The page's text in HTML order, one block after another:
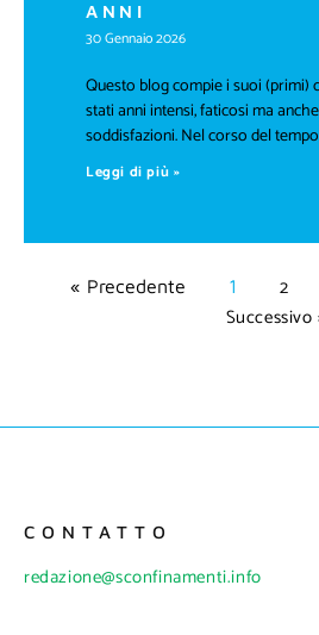
ANNI
30 Gennaio 2026
Questo blog compie i suoi (primi)
stati anni intensi, faticosi ma
soddisfazioni. Nel corso del
Leggi di più »
« Precedente 1 2
Successivo
CONTATTO
redazione@sconfinamenti.info